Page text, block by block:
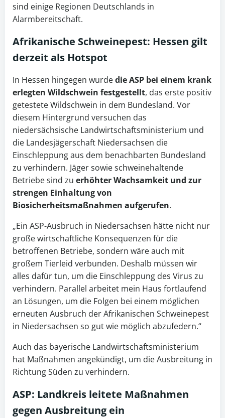
sind einige Regionen Deutschlands in
Alarmbereitschaft.
Afrikanische Schweinepest: Hessen gilt
derzeit als Hotspot
In Hessen hingegen wurdedie ASP bei einem krank
erlegten Wildschwein festgestellt, das erste positiv
getestete Wildschwein in dem Bundesland. Vor
diesem Hintergrund versuchen das
niedersächsische Landwirtschaftsministerium und
die Landesjägerschaft Niedersachsen die
Einschleppung aus dem benachbarten Bundesland
zu verhindern. Jäger sowie schweinehaltende
Betriebe sind zu erhöhter Wachsamkeit und zur
strengen Einhaltung von
Biosicherheitsmaßnahmen aufgerufen.
„Ein ASP-Ausbruch in Niedersachsen hätte nicht nur
große wirtschaftliche Konsequenzen für die
betroffenen Betriebe, sondern wäre auch mit
großem Tierleid verbunden. Deshalb müssen wir
alles dafür tun, um die Einschleppung des Virus zu
verhindern. Parallel arbeitet mein Haus fortlaufend
an Lösungen, um die Folgen bei einem möglichen
erneuten Ausbruch der Afrikanischen Schweinepest
in Niedersachsen so gut wie möglich abzufedern.“
Auch das bayerische Landwirtschaftsministerium
hat Maßnahmen angekündigt, um die Ausbreitung in
Richtung Süden zu verhindern.
ASP: Landkreis leitete Maßnahmen
gegen Ausbreitung ein